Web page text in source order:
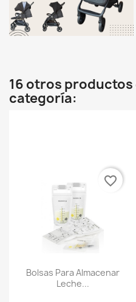
16 otros productos
categoría:
Bolsas Para Almacenar
Leche...
favorite_border